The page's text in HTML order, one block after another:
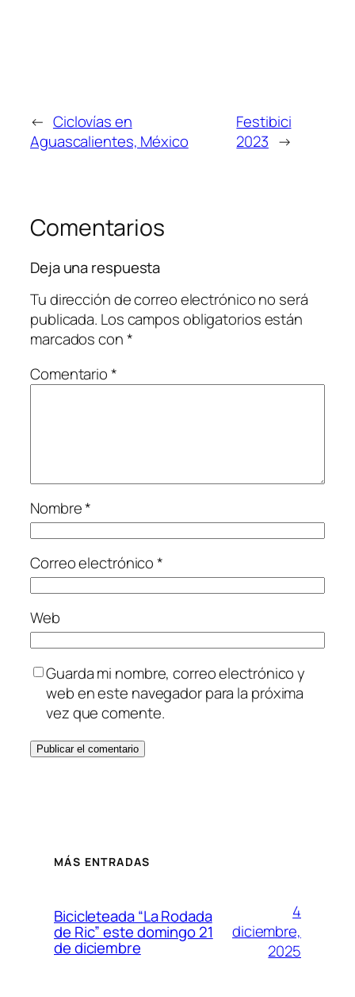
← Ciclovías en
Aguascalientes, México
Festibici
2023 →
Comentarios
Deja una respuesta
Tu dirección de correo electrónico no será
publicada. Los campos obligatorios están
marcados con*
Comentario*
Nombre*
Correo electrónico*
Web
Guarda mi nombre, correo electrónico y
web en este navegador para la próxima
vez que comente.
MÁS ENTRADAS
Bicicleteada “La Rodada
de Ric” este domingo 21
de diciembre
4
diciembre,
2025